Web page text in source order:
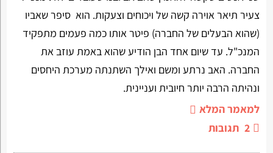
צעיר תיאר אוירה קשה של ויכוחים וצעקות. הוא סיפר שאביו
(שהוא הבעלים של החברה) פיטר אותו כמה פעמים מתפקיד
המנכ"ל. עד שיום אחד הבן הודיע שהוא באמת עוזב את
החברה. האב נרתע ומשם ואילך השתנתה מערכת היחסים
ונהיתה הרבה יותר חיובית ועניינית.
למאמר המלא
2 תגובות